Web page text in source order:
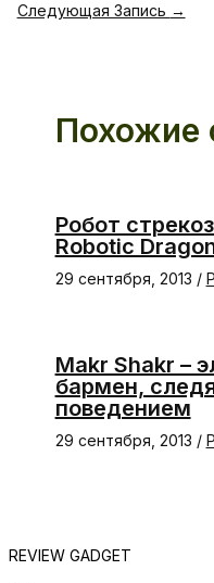
Следующая Запись →
Похожие
Робот
Robotic
29 сентября, 2013 /
Makr Shakr –
бармен,
поведением
29 сентября, 2013 /
REVIEW GADGET